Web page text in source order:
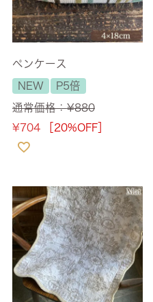
ペンケース
NEW
P5倍
通常価格：¥880
¥704 ［20%OFF］